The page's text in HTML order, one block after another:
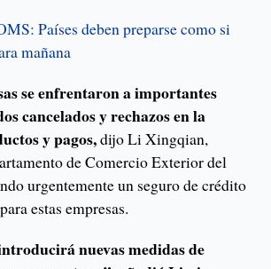
Países deben preparse como si
mañana
se enfrentaron a importantes
cancelados y rechazos en la
y pagos,dijo Li Xingqian,
de Comercio Exterior del
urgentemente un seguro de crédito
estas empresas.
nuevas medidas de